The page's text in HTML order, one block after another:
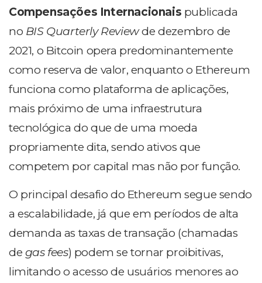
Compensações Internacionais publicada
no BIS Quarterly Reviewde dezembro de
2021, o Bitcoin opera predominantemente
como reserva de valor, enquanto o Ethereum
funciona como plataforma de aplicações,
mais próximo de uma infraestrutura
tecnológica do que de uma moeda
propriamente dita, sendo ativos que
competem por capital mas não por função.
O principal desafio do Ethereum segue sendo
a escalabilidade, já que em períodos de alta
demanda as taxas de transação (chamadas
de gas fees) podem se tornar proibitivas,
limitando o acesso de usuários menores ao